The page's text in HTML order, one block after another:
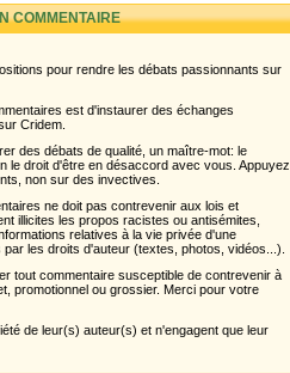
COMMENTAIRE
pour rendre les débats passionnants sur
est d'instaurer des échanges
Cridem.
des débats de qualité, un maître-mot: le
le droit d'être en désaccord avec vous. Appuyez
non sur des invectives.
ne doit pas contrevenir aux lois et
illicites les propos racistes ou antisémites,
relatives à la vie privée d'une
les droits d'auteur (textes, photos, vidéos...).
tout commentaire susceptible de contrevenir à
promotionnel ou grossier. Merci pour votre
de leur(s) auteur(s) et n'engagent que leur